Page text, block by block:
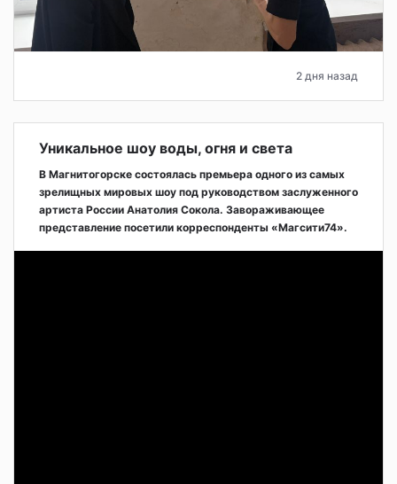
2 дня назад
Уникальное шоу воды, огня и света
В Магнитогорске состоялась премьера одного из самых
зрелищных мировых шоу под руководством заслуженного
артиста России Анатолия Сокола. Завораживающее
представление посетили корреспонденты «Магсити74».